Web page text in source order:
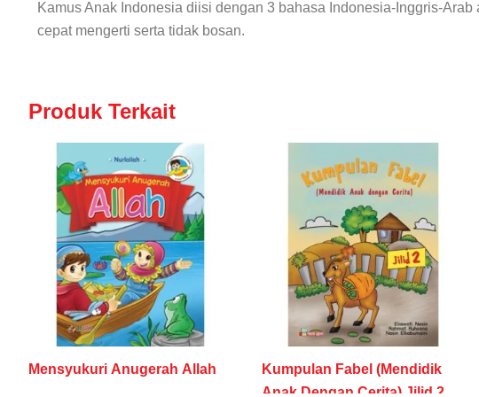
Kamus Anak Indonesia diisi dengan 3 bahasa Indonesia-Inggris-
cepat mengerti serta tidak bosan.
Produk Terkait
Mensyukuri Anugerah Allah
Kumpulan Fabel (Mendidik
Anak Dengan Cerita) Jilid 2